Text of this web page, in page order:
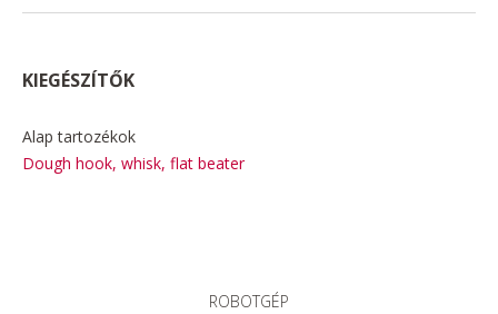
KIEGÉSZÍTŐK
Alap tartozékok
Dough hook, whisk, flat beater
ROBOTGÉP